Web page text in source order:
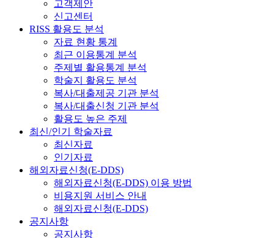
고객제안
신고센터
RISS 활용도 분석
자료 현황 통계
최근 이용통계 분석
주제별 활용통계 분석
학술지 활용도 분석
복사/대출제공 기관 분석
복사/대출신청 기관 분석
활용도 높은 주제
최신/인기 학술자료
최신자료
인기자료
해외자료신청(E-DDS)
해외자료신청(E-DDS) 이용 방법
비용지원 서비스 안내
해외자료신청(E-DDS)
공지사항
공지사항